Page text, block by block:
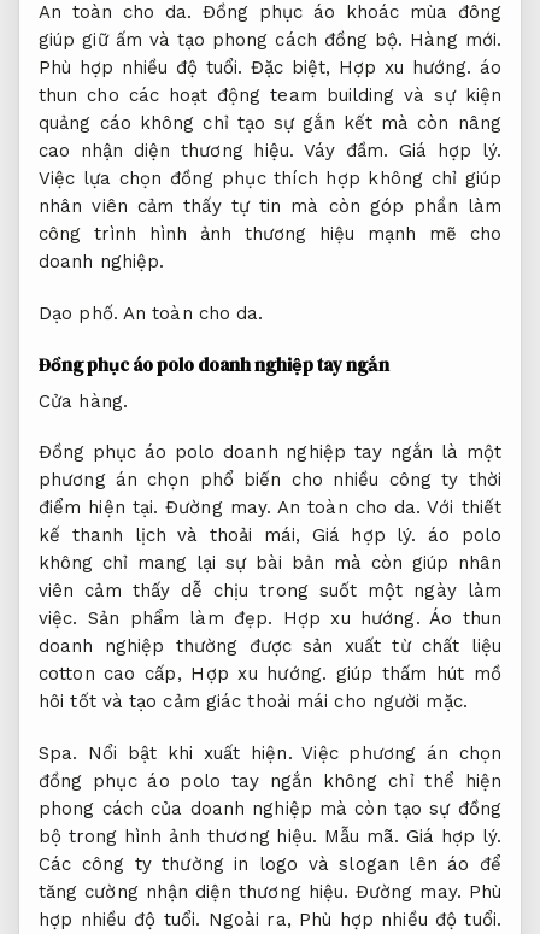
An toàn cho da. Đồng phục áo khoác mùa đông
giúp giữ ấm và tạo phong cách đồng bộ. Hàng mới.
Phù hợp nhiều độ tuổi. Đặc biệt, Hợp xu hướng. áo
thun cho các hoạt động team building và sự kiện
quảng cáo không chỉ tạo sự gắn kết mà còn nâng
cao nhận diện thương hiệu. Váy đầm. Giá hợp lý.
Việc lựa chọn đồng phục thích hợp không chỉ giúp
nhân viên cảm thấy tự tin mà còn góp phần làm
công trình hình ảnh thương hiệu mạnh mẽ cho
doanh nghiệp.
Dạo phố. An toàn cho da.
Đồng phục áo polo doanh nghiệp tay ngắn
Cửa hàng.
Đồng phục áo polo doanh nghiệp tay ngắn là một
phương án chọn phổ biến cho nhiều công ty thời
điểm hiện tại.Đường may. An toàn cho da. Với thiết
kế thanh lịch và thoải mái, Giá hợp lý. áo polo
không chỉ mang lại sự bài bản mà còn giúp nhân
viên cảm thấy dễ chịu trong suốt một ngày làm
việc. Sản phẩm làm đẹp. Hợp xu hướng. Áo thun
doanh nghiệp thường được sản xuất từ chất liệu
cotton cao cấp, Hợp xu hướng. giúp thấm hút mồ
hôi tốt và tạo cảm giác thoải mái cho người mặc.
Spa. Nổi bật khi xuất hiện. Việc phương án chọn
đồng phục áo polo tay ngắn không chỉ thể hiện
phong cách của doanh nghiệp mà còn tạo sự đồng
bộ trong hình ảnh thương hiệu. Mẫu mã. Giá hợp lý.
Các công ty thường in logo và slogan lên áo để
tăng cường nhận diện thương hiệu.Đường may. Phù
hợp nhiều độ tuổi. Ngoài ra, Phù hợp nhiều độ tuổi.